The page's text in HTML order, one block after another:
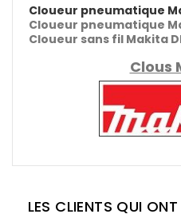
Cloueur pneumatique
Cloueur pneumatique
Cloueur sans fil Makita
Clous
LES CLIENTS QUI